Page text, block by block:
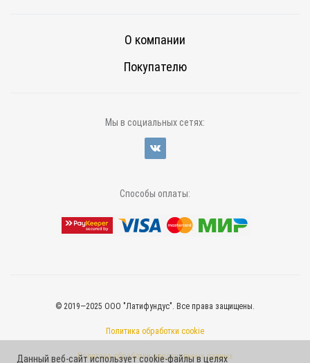
О компании
Покупателю
Мы в социальных сетях:
Способы оплаты:
© 2019—2025 ООО "Латифундус". Все права защищены.
Политика обработки cookie
Политика обработки персональных данных
Данный веб-сайт использует cookie-файлы в целях